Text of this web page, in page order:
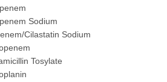
Sodium
Cilastatin Sodium
Tosylate